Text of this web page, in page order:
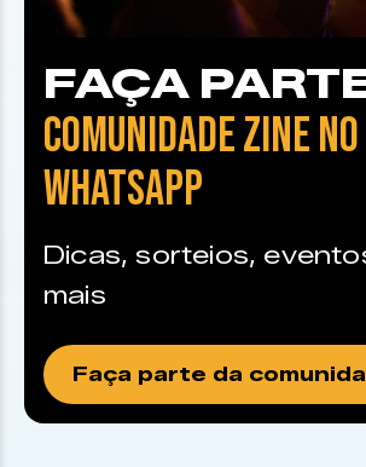
FAÇA
COMUNIDADE ZINE NO
WHATSAPP
Dicas, sorteios,
mais
Faça parte da